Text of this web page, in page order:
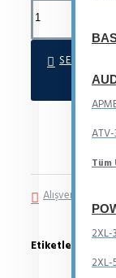
ATV-
Tüm
2XL-
SEPETE EKLE
Alışveriş Listeme
Etiketler: